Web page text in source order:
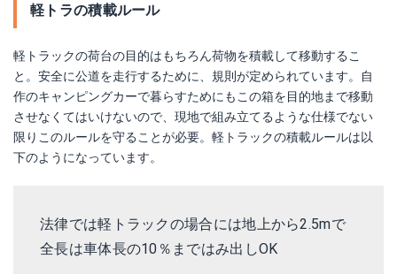
軽トラの積載ルール
軽トラックの荷台の目的はもちろん荷物を積載して移動するこ
と。安全に公道を走行するために、規則が定められています。自
作のキャンピングカーで暮らすためにもこの箱を目的地まで移動
させなくてはいけないので、現地で組み立てるような仕様でない
限りこのルールを守ることが必要。軽トラックの積載ルールは以
下のようになっています。
法律では軽トラックの場合には地上から2.5mで
全長は車体長の10％まではみ出しOK